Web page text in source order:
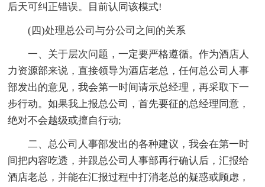
后天可纠正错误。目前认同该模式!
(四)处理总公司与分公司之间的关系
一、关于层次问题，一定要严格遵循。作为酒店人
力资源部来说，直接领导为酒店老总，任何总公司人事
部发出的意见，我会第一时间请示总经理，再采取下一
步行动。如果我上报总公司，首先要征的总经理同意，
绝对不会越级或擅自行动;
二、总公司人事部发出的各种建议，我会在第一时
间把内容吃透，并跟总公司人事部再行确认后，汇报给
酒店老总，并能在汇报过程中打消老总的疑惑或顾虑，